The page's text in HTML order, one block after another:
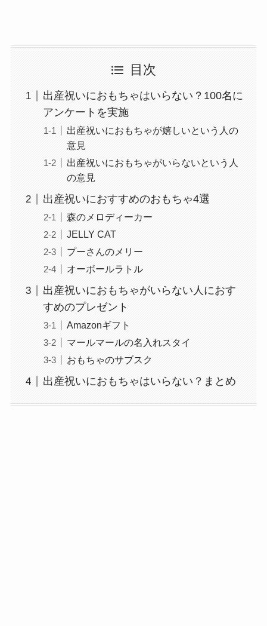
目次
出産祝いにおもちゃはいらない？100名に
アンケートを実施
出産祝いにおもちゃが嬉しいという人の
意見
出産祝いにおもちゃがいらないという人
の意見
出産祝いにおすすめのおもちゃ4選
森のメロディーカー
JELLY CAT
プーさんのメリー
オーボールラトル
出産祝いにおもちゃがいらない人におす
すめのプレゼント
Amazonギフト
マールマールの名入れスタイ
おもちゃのサブスク
出産祝いにおもちゃはいらない？まとめ